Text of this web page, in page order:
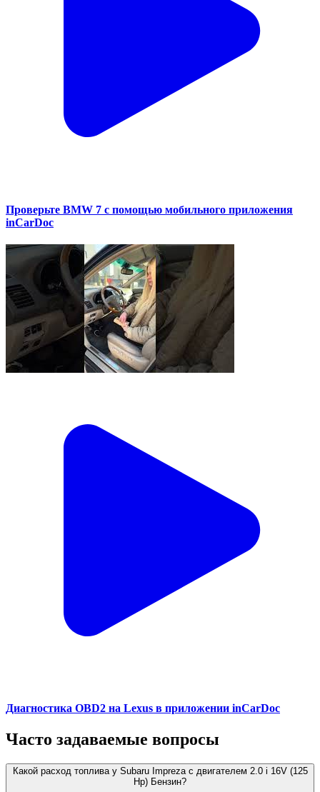
Проверьте BMW 7 с помощью мобильного приложения
inCarDoc
Диагностика OBD2 на Lexus в приложении inCarDoc
Часто задаваемые вопросы
Какой расход топлива у Subaru Impreza с двигателем 2.0 i 16V (125
Hp) Бензин?